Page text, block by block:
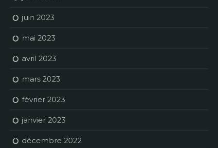
juin 2023
mai 2023
avril 2023
mars 2023
février 2023
janvier 2023
décembre 2022